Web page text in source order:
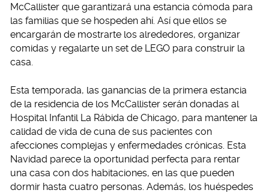
McCallister que garantizará una estancia cómoda para
las familias que se hospeden ahí. Así que ellos se
encargarán de mostrarte los alrededores, organizar
comidas y regalarte un set de LEGO para construir la
casa.
Esta temporada, las ganancias de la primera estancia
de la residencia de los McCallister serán donadas al
Hospital Infantil La Rábida de Chicago, para mantener la
calidad de vida de cuna de sus pacientes con
afecciones complejas y enfermedades crónicas. Esta
Navidad parece la oportunidad perfecta para rentar
una casa con dos habitaciones, en las que pueden
dormir hasta cuatro personas. Además, los huéspedes